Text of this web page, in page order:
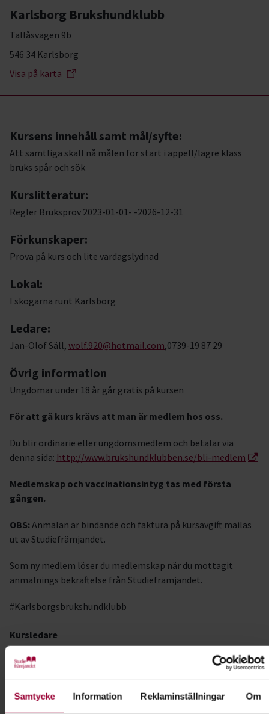
Samtycke Information Reklaminställningar Om
Karlsborg Brukshundklubb
Tallåsvägen 9b
546 34 Karlsborg
Visa på karta
Kursens innehåll samt mål/syfte:
Att samtliga skall nå målen för start i appell/lägre klass
bruks spår och sök
Kurslitteratur:
Regler Bruksprov 2023-01-01- -2026-12-31
Förkunskaper:
Prova på kurs och lite vardagslydnad
Lokal:
I skogarna runt Karlsborg
Ledare:
Jan-Olof Säll, wolf.920@hotmail.com,0739-19 87 29
Övrig information
Ungdomar under 18 år går gratis på kursen
För att gå kurs krävs att man är medlem hos oss.
Du blir ordinarie eller ungdomsmedlem och betalar via
denna sida: http://www.brukshundklubben.se/bli-medlem
Medlemskap och vaccinationsintyg tas med första
gången.
OBS: Anmälan är bindande och faktura på kursavgift mailas
ut av Studiefrämjandet.
Som ny medlem löser du medlemskap när du mottagit
anmälnings bekräftelse från Studiefrämjandet.
#Karlsborgsbrukshundklubb
Kursledare
Jan-Olof Säll
I samarbete med